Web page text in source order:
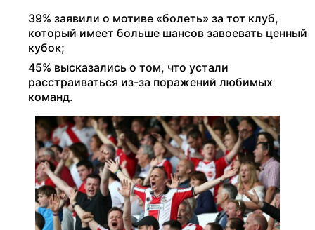
39% заявили о мотиве «болеть» за тот клуб,
который имеет больше шансов завоевать ценный
кубок;
45% высказались о том, что устали
расстраиваться из-за поражений любимых
команд.